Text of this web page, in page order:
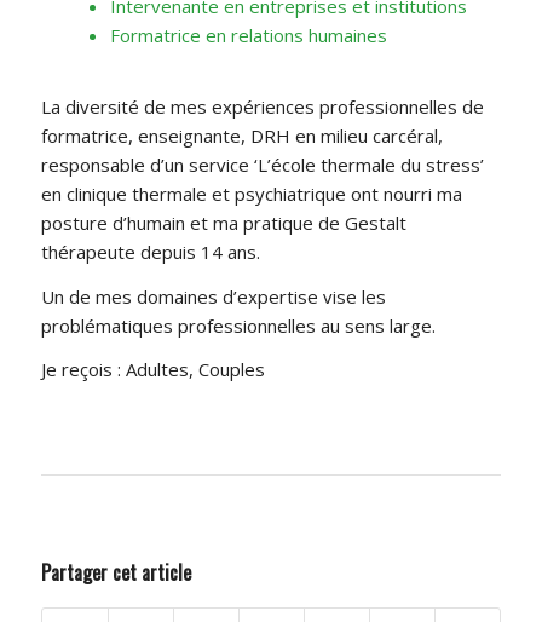
Intervenante en entreprises et institutions
Formatrice en relations humaines
La diversité de mes expériences professionnelles de
formatrice, enseignante, DRH en milieu carcéral,
responsable d’un service ‘L’école thermale du stress’
en clinique thermale et psychiatrique ont nourri ma
posture d’humain et ma pratique de Gestalt
thérapeute depuis 14 ans.
Un de mes domaines d’expertise vise les
problématiques professionnelles au sens large.
Je reçois : Adultes, Couples
Partager cet article